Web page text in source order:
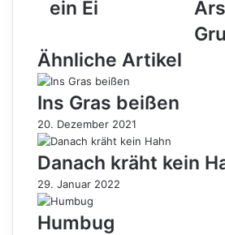
ein
ein Ei
auf
Ähnliche Artikel
Ins Gras beißen
20. Dezember 2021
Danach kräht kein
29. Januar 2022
Humbug